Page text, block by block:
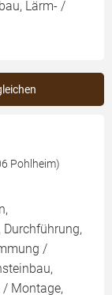
Lärm- /
Pohlheim)
/
/ Montage,